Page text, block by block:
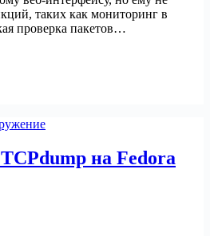
таких как мониторинг в
проверка пакетов…
на Fedora